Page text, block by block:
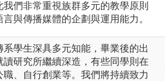
們非常重視族群多元的教學原則
與傳播媒體的企劃與運用能力。
學生深具多元知能，畢業後的出
研究所繼續深造，有些同學則在
、自行創業等。我們將持續致力